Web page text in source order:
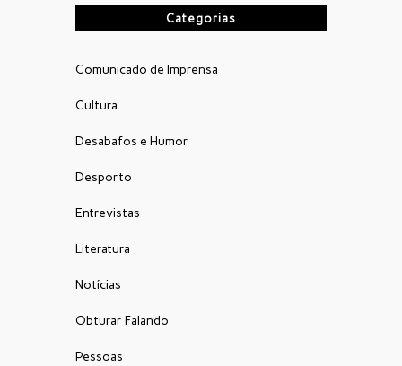
Categorias
Comunicado de Imprensa
Cultura
Desabafos e Humor
Desporto
Entrevistas
Literatura
Notícias
Obturar Falando
Pessoas